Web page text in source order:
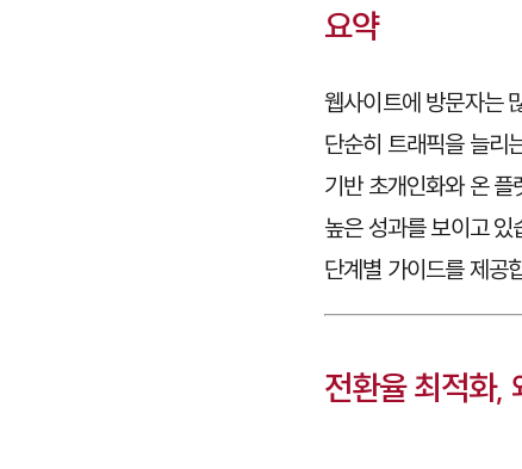
요약
웹사이트에 방문자는
단순히 트래픽을 늘리
기반 초개인화와 온
높은 성과를 보이고
단계별 가이드를 제공
전환율 최적화,